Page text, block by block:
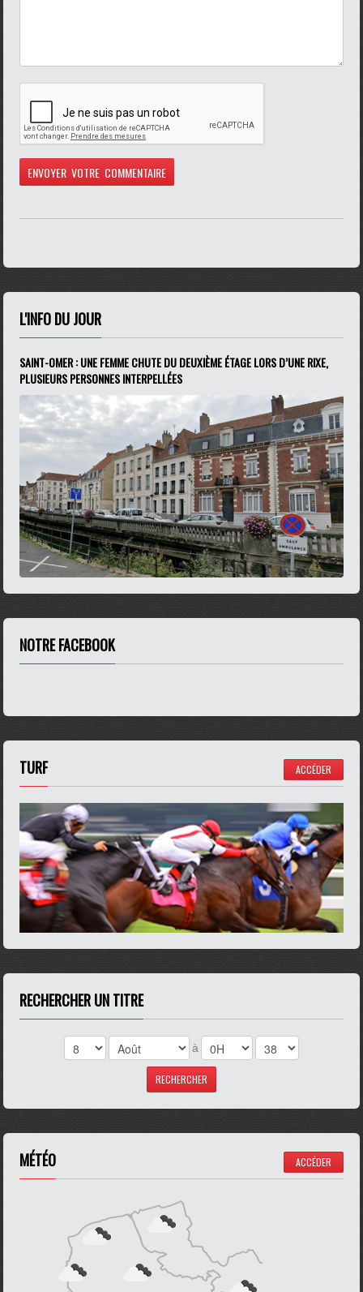
L'INFO DU JOUR
SAINT-OMER : UNE FEMME CHUTE DU DEUXIÈME ÉTAGE LORS D’UNE RIXE,
PLUSIEURS PERSONNES INTERPELLÉES
NOTRE FACEBOOK
TURF ACCÉDER
RECHERCHER UN TITRE
à
MÉTÉO ACCÉDER